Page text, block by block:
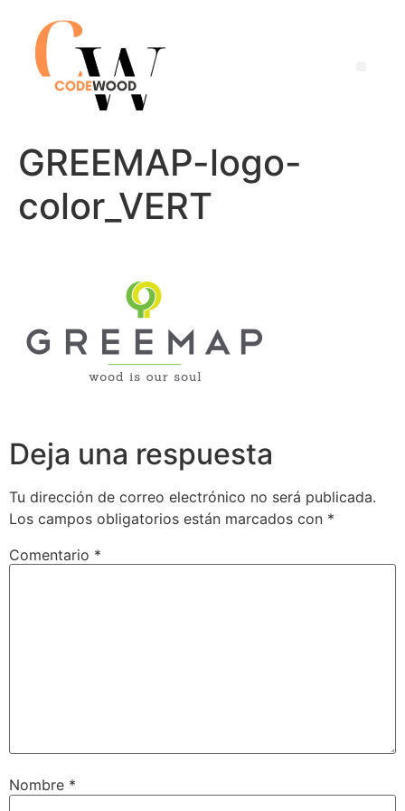
GREEMAP-logo-
color_VERT
Deja una respuesta
Tu dirección de correo electrónico no será publicada.
Los campos obligatorios están marcados con *
Comentario *
Nombre *